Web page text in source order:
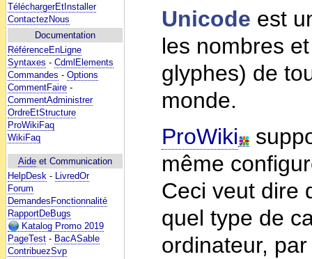
TéléchargerEtInstaller
ContactezNous
Documentation
RéférenceEnLigne
Syntaxes - CdmlElements
Commandes - Options
CommentFaire -
CommentAdministrer
OrdreEtStructure
ProWikiFaq
WikiFaq
Aide et Communication
HelpDesk - LivredOr
Forum
DemandesFonctionnalité
RapportDeBugs
Katalog Promo 2019
PageTest - BacASable
ContribuezSvp
Unicode est
les nombres
glyphes) de
monde.
ProWiki
même
Ceci veut dire
quel type de
ordinateur,